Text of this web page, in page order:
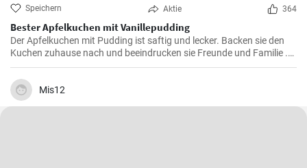
Speichern Aktie 364
Bester Apfelkuchen mit Vanillepudding
Der Apfelkuchen mit Pudding ist saftig und lecker. Backen sie den
Kuchen zuhause nach und beeindrucken sie Freunde und Familie .
Passend zur Herbstzeit in der Apfelernte.
Mis12